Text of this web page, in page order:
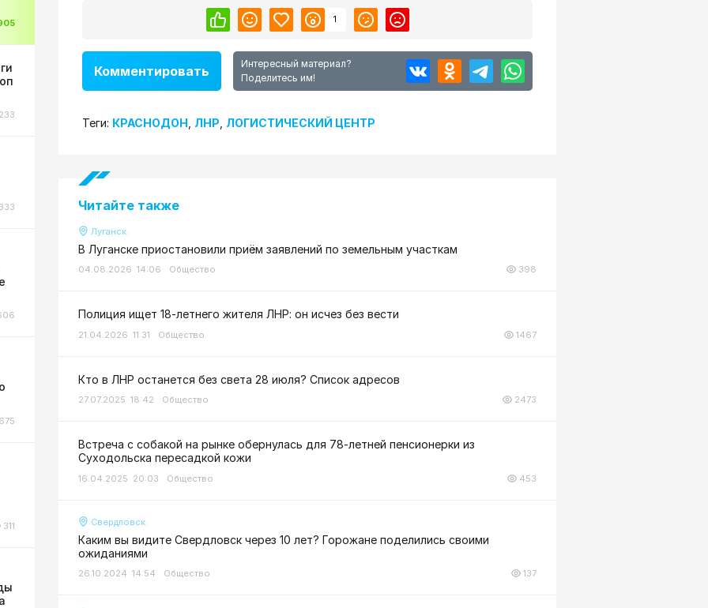
233
333
675
311
1
Комментировать
Интересный материал?
Поделитесь им!
Теги: КРАСНОДОН ЛНР ЛОГИСТИЧЕСКИЙ ЦЕНТР
Читайте также
Луганск
В Луганске приостановили приём заявлений по земельным участкам
04.08.2026 14:06 Общество 398
Полиция ищет 18-летнего жителя ЛНР: он исчез без вести
21.04.2026 11:31 Общество 1467
Кто в ЛНР останется без света 28 июля? Список адресов
27.07.2025 18:42 Общество 2473
Встреча с собакой на рынке обернулась для 78-летней пенсионерки из
Суходольска пересадкой кожи
16.04.2025 20:03 Общество 453
Свердловск
Каким вы видите Свердловск через 10 лет? Горожане поделились своими
ожиданиями
26.10.2024 14:54 Общество 137